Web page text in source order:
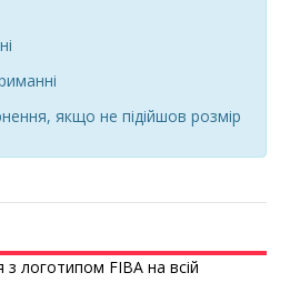
якщо не підійшов розмір
логотипом FIBA на всій